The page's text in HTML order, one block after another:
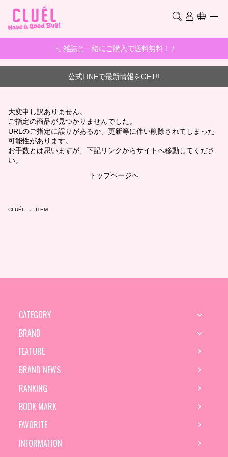
＼ 雑誌と一緒にご購入で送料無料！ /
公式LINEで最新情報をGET!!
大変申し訳ありません。
ご指定の商品が見つかりませんでした。
URLのご指定に誤りがあるか、更新等に伴い削除されてしまった
可能性があります。
お手数とは思いますが、下記リンクからサイトへ移動してくださ
い。
トップページへ
CLUÉL ITEM
CATEGORY
BRAND
FEATURE
BRAND NEWS
RANKING
BOOK MARK
FAVORITE
INFORMATION